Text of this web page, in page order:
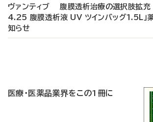
ヴァンティブ 腹膜透析治療の選択肢拡充
4.25 腹膜透析液 UV ツインバッグ1.5L」
知らせ
医療・医薬品業界をこの1冊に